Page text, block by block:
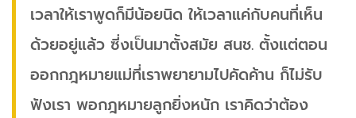
เวลาให้เราพูดก็มีน้อยนิด ให้เวลาแค่กับคนที่เห็น
ด้วยอยู่แล้ว ซี่งเป็นมาตั้งสมัย สนช. ตั้งแต่ตอน
ออกกฎหมายแม่ที่เราพยายามไปคัดค้าน ก็ไม่รับ
ฟังเรา พอกฎหมายลูกยิ่งหนัก เราคิดว่าต้อง